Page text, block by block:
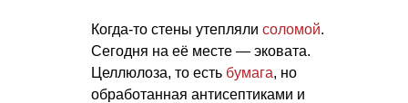
Когда-то стены утепляли соломой.
Сегодня на её месте — эковата.
Целлюлоза, то есть бумага, но
обработанная антисептиками и